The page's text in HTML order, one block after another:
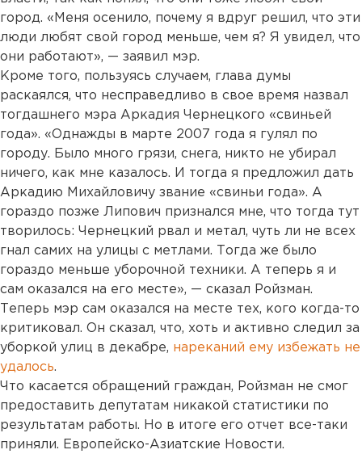
город. «Меня осенило, почему я вдруг решил, что эти
люди любят свой город меньше, чем я? Я увидел, что
они работают», — заявил мэр.
Кроме того, пользуясь случаем, глава думы
раскаялся, что несправедливо в свое время назвал
тогдашнего мэра Аркадия Чернецкого «свиньей
года». «Однажды в марте 2007 года я гулял по
городу. Было много грязи, снега, никто не убирал
ничего, как мне казалось. И тогда я предложил дать
Аркадию Михайловичу звание «свиньи года». А
гораздо позже Липович признался мне, что тогда тут
творилось: Чернецкий рвал и метал, чуть ли не всех
гнал самих на улицы с метлами. Тогда же было
гораздо меньше уборочной техники. А теперь я и
сам оказался на его месте», — сказал Ройзман.
Теперь мэр сам оказался на месте тех, кого когда-то
критиковал. Он сказал, что, хоть и активно следил за
уборкой улиц в декабре, нареканий ему избежать не
удалось.
Что касается обращений граждан, Ройзман не смог
предоставить депутатам никакой статистики по
результатам работы. Но в итоге его отчет все-таки
приняли. Европейско-Азиатские Новости.